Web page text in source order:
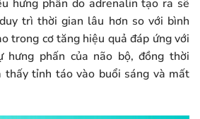
hưng phấn do adrenalin tạo ra sẽ
trì thời gian lâu hơn so với bình
trong cơ tăng hiệu quả đáp ứng với
hưng phấn của não bộ, đồng thời
thấy tỉnh táo vào buổi sáng và mất